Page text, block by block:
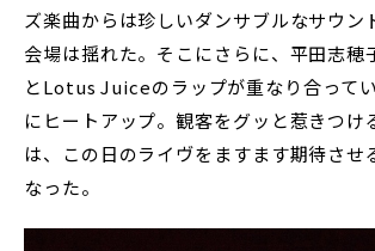
ズ楽曲からは珍しいダンサブルなサウン
会場は揺れた。そこにさらに、平田志穂
とLotus Juiceのラップが重なり合って
にヒートアップ。観客をグッと惹きつけ
は、この日のライヴをますます期待させ
なった。